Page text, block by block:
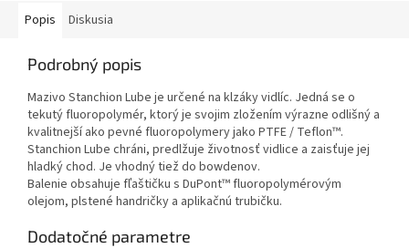
Popis Diskusia
Podrobný popis
Mazivo Stanchion Lube je určené na klzáky vidlíc. Jedná se o
tekutý fluoropolymér, ktorý je svojim zložením výrazne odlišný a
kvalitnejší ako pevné fluoropolymery jako PTFE / Teflon™.
Stanchion Lube chráni, predlžuje životnosť vidlice a zaisťuje jej
hladký chod. Je vhodný tiež do bowdenov.
Balenie obsahuje fľaštičku s DuPont™ fluoropolymérovým
olejom, plstené handričky a aplikačnú trubičku.
Dodatočné parametre